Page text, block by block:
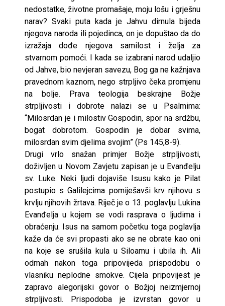
nedostatke, životne promašaje, moju lošu i grješnu
narav? Svaki puta kada je Jahvu dirnula bijeda
njegova naroda ili pojedinca, on je dopuštao da do
izražaja dođe njegova samilost i želja za
stvarnom pomoći. I kada se izabrani narod udaljio
od Jahve, bio nevjeran savezu, Bog ga ne kažnjava
pravednom kaznom, nego strpljivo čeka promjenu
na bolje. Prava teologija beskrajne Božje
strpljivosti i dobrote nalazi se u Psalmima:
“Milosrdan je i milostiv Gospodin, spor na srdžbu,
bogat dobrotom. Gospodin je dobar svima,
milosrdan svim djelima svojim” (Ps 145,8-9).
Drugi vrlo snažan primjer Božje strpljivosti,
doživljen u Novom Zavjetu zapisan je u Evanđelju
sv. Luke. Neki ljudi dojaviše Isusu kako je Pilat
postupio s Galilejcima pomiješavši krv njihovu s
krvlju njihovih žrtava. Riječ je o 13. poglavlju Lukina
Evanđelja u kojem se vodi rasprava o ljudima i
obraćenju. Isus na samom početku toga poglavlja
kaže da će svi propasti ako se ne obrate kao oni
na koje se srušila kula u Siloamu i ubila ih. Ali
odmah nakon toga pripovijeda prispodobu o
vlasniku neplodne smokve. Cijela pripovijest je
zapravo alegorijski govor o Božjoj neizmjernoj
strpljivosti. Prispodoba je izvrstan govor u